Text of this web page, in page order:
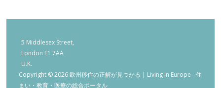
5 Middlesex Street,
London E1 7AA
U.K.
Copyright © 2026 欧州移住の正解が見つかる | Living in Europe - 住
まい・教育・医療の総合ポータル